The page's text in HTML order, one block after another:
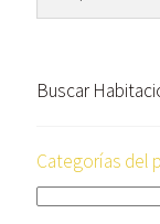
Buscar
Categorías del